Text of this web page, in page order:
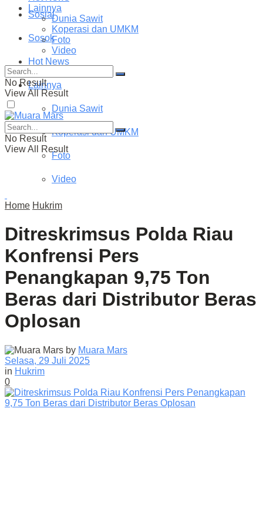
Sosial
Sosok
Hot News
Lainnya
Dunia Sawit
Koperasi dan UMKM
Foto
Video
Lainnya
Dunia Sawit
Koperasi dan UMKM
Foto
Video
No Result
View All Result
No Result
View All Result
Home Hukrim
Ditreskrimsus Polda Riau
Konfrensi Pers
Penangkapan 9,75 Ton
Beras dari Distributor Beras
Oplosan
by Muara Mars
Selasa, 29 Juli 2025
in Hukrim
0